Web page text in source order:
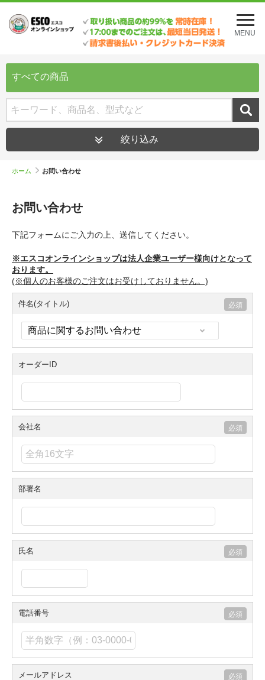
メ
ニ
ュ
を
MENU
すべての商品
絞り込み
ホーム お問い合わせ
お問い合わせ
下記フォームにご入力の上、送信してください。
※エスコオンラインショップは法人企業ユーザー様向けとなって
おります。
(※個人のお客様のご注文はお受けしておりません。)
件名(タイトル)
オーダーID
会社名
部署名
氏名
電話番号
メールアドレス